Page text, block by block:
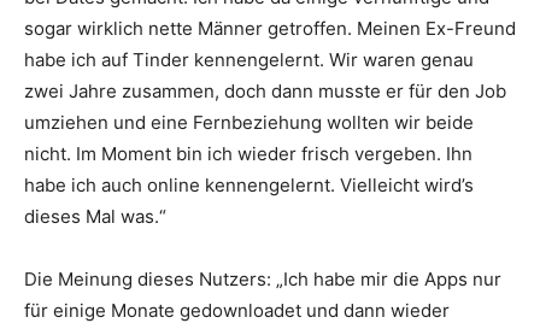
sogar wirklich nette Männer getroffen. Meinen Ex-Freund
habe ich auf Tinder kennengelernt. Wir waren genau
zwei Jahre zusammen, doch dann musste er für den Job
umziehen und eine Fernbeziehung wollten wir beide
nicht. Im Moment bin ich wieder frisch vergeben. Ihn
habe ich auch online kennengelernt. Vielleicht wird’s
dieses Mal was.“
Die Meinung dieses Nutzers: „Ich habe mir die Apps nur
für einige Monate gedownloadet und dann wieder